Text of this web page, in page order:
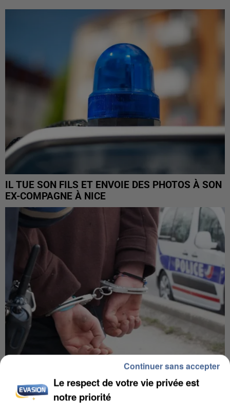
IL TUE SON FILS ET ENVOIE DES PHOTOS À SON
EX-COMPAGNE À NICE
L’UN DES FONDATEURS SUPPOSÉS DE LA DZ
MAFIA INTERPELLÉ EN ALGÉRIE
Le respect de votre vie privée est
notre priorité
Continuer sans accepter